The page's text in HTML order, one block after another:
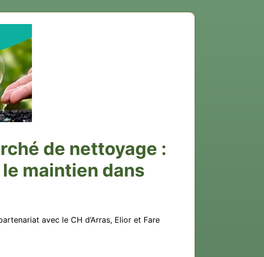
de nettoyage :
maintien dans
avec le CH d’Arras, Elior et Fare